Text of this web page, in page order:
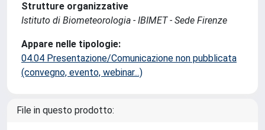
Strutture organizzative
Istituto di Biometeorologia - IBIMET - Sede Firenze
Appare nelle tipologie:
04.04 Presentazione/Comunicazione non pubblicata
(convegno, evento, webinar...)
File in questo prodotto: